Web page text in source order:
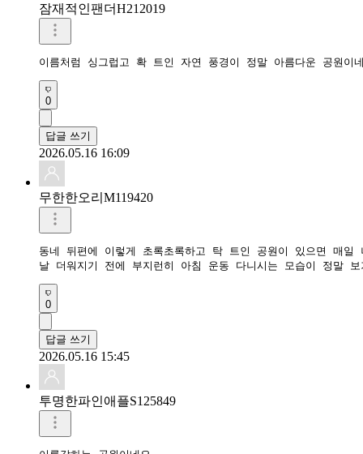
잠재적인팬더H212019
이름처럼 싱그럽고 확 트인 자연 풍경이 정말 아름다운 공원
0
답글 쓰기
2026.05.16 16:09
무한한오리M119420
동네 뒤편에 이렇게 초록초록하고 탁 트인 공원이 있으면 매일
날 더워지기 전에 부지런히 아침 운동 다니시는 모습이 정말 보
0
답글 쓰기
2026.05.16 15:45
투명한파인애플S125849